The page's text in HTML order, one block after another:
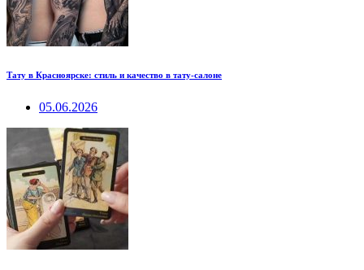
Тату в Красноярске: стиль и качество в тату-салоне
05.06.2026